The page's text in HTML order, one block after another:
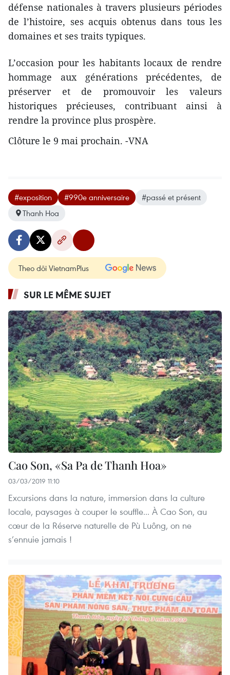
défense nationales à travers plusieurs périodes
de l’histoire, ses acquis obtenus dans tous les
domaines et ses traits typiques.
L’occasion pour les habitants locaux de rendre
hommage aux générations précédentes, de
préserver et de promouvoir les valeurs
historiques précieuses, contribuant ainsi à
rendre la province plus prospère.
Clôture le 9 mai prochain. -VNA
#exposition #990e anniversaire
#passé et présent
Thanh Hoa
Theo dõi VietnamPlus
SUR LE MÊME SUJET
Cao Son, «Sa Pa de Thanh Hoa»
03/03/2019 11:10
Excursions dans la nature, immersion dans la culture
locale, paysages à couper le souffle... À Cao Son, au
cœur de la Réserve naturelle de Pù Luông, on ne
s’ennuie jamais !